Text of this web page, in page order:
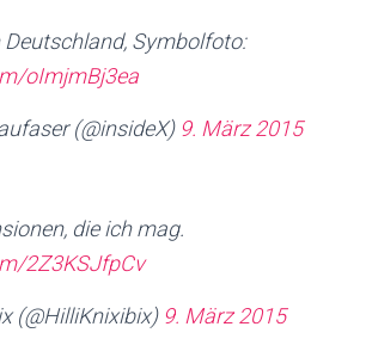
Symbolfoto:
oImjmBj3ea
(@insideX) 9. März 2015
die ich mag.
2Z3KSJfpCv
(@HilliKnixibix) 9. März 2015